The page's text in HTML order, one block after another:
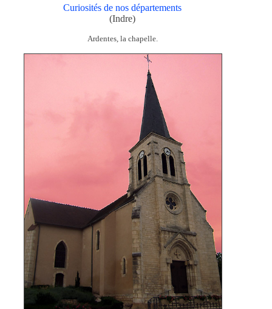
Curiosités de nos départements
(Indre)
Ardentes, la chapelle.